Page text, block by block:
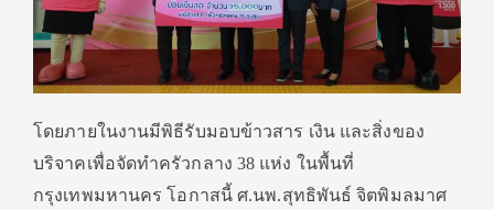
โดยภายในงานมีพิธีรับมอบข้าวสาร เงิน และสิ่งของ
บริจาคเพื่อจัดทำครัวกลาง 38 แห่ง ในพื้นที่
กรุงเทพมหานคร โอกาสนี้ ศ.นพ.สุทธิพันธ์ จิตพิมลมาศ